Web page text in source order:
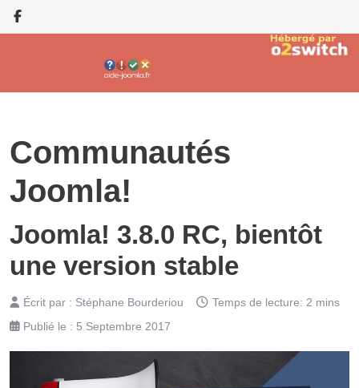
Communautés
Joomla!
Joomla! 3.8.0 RC, bientôt
une version stable
Écrit par : Stéphane Bourderiou
Temps de lecture: 2 mins
Publié le : 5 Septembre 2017